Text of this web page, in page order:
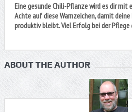
Eine gesunde Chili-Pflanze wird es dir mit
Achte auf diese Warnzeichen, damit
produktiv bleibt. Viel Erfolg bei der Pflege
ABOUT THE AUTHOR